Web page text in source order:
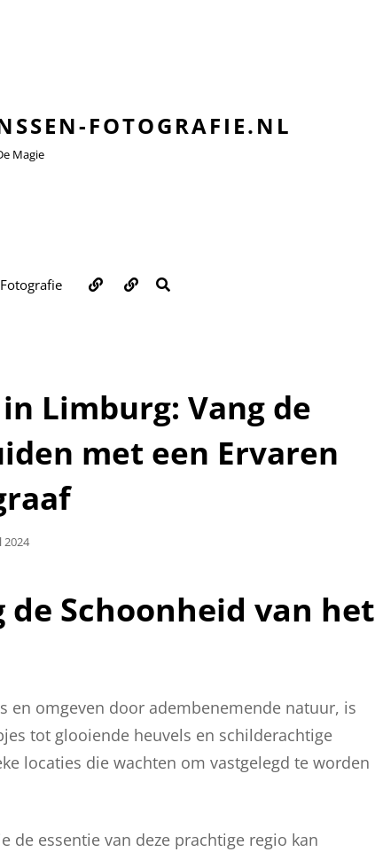
FOTOGRAFIE.NL
Magie
Over
ons
Contact
Limburg: Vang de
met een Ervaren
2024
Schoonheid van het
en omgeven door adembenemende natuur, is
tot glooiende heuvels en schilderachtige
locaties die wachten om vastgelegd te worden
de essentie van deze prachtige regio kan